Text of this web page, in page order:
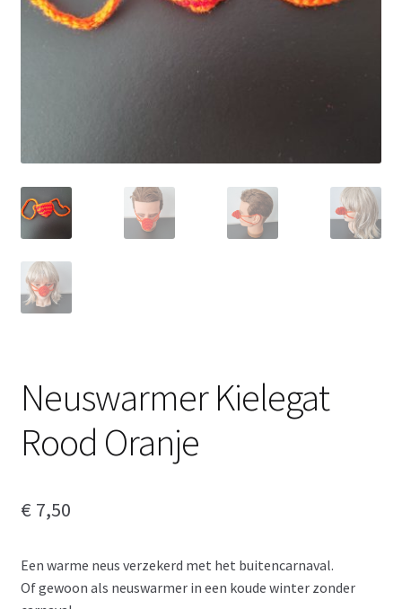
Neuswarmer Kielegat
Rood Oranje
€ 7,50
Een warme neus verzekerd met het buitencarnaval.
Of gewoon als neuswarmer in een koude winter zonder